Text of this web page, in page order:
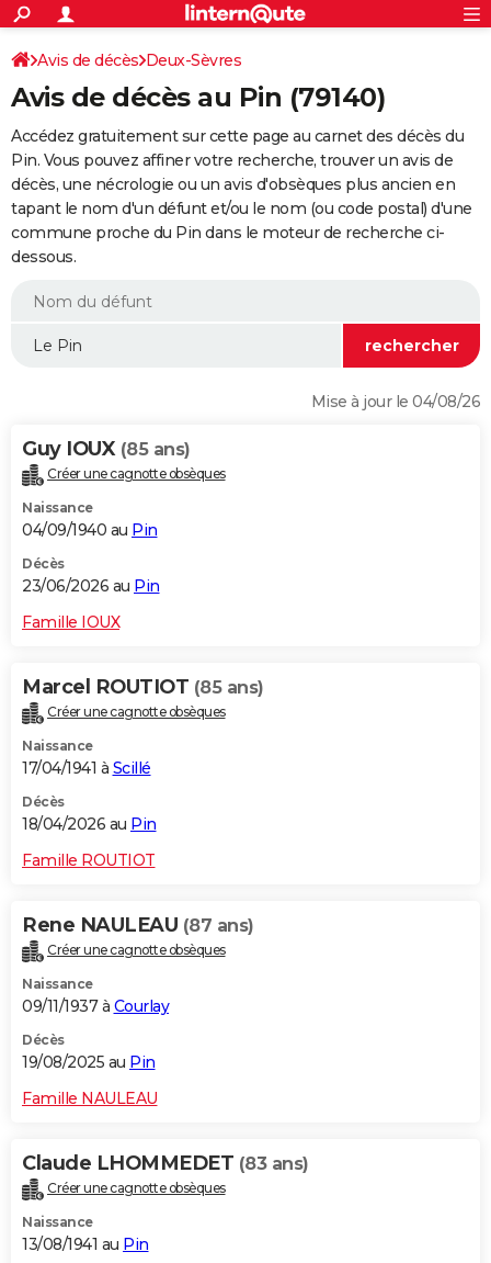
ACTUALITÉS
Politique
Société
Faits Divers
Education
Monde
Villes
+
SPORT
Coupe du monde 2026
Football
Tennis
Cyclisme
Rugby
Forum
Programme TV
TNT
Streaming
Cinéma
Sorties cinéma
Musique
+
FINANCE
Retraite
Epargne
Immobilier
Risques naturels par ville
Assurance
AUTO
Essais
Réserver un essai
Citadines
Berlines
SUV
Forum auto
+
HIGH-TECH
BRICOLAGE
WEEK-END
Alimentation
Guide de la santé
Maladies
Médicaments
Sommeil
VOYAGE
Destinations
City break
Voyage nature
Voyage de noces
Forum
Climat
+PHOTO
GUIDES D'ACHAT
Carte de Noël
Carte Bonne année
Carte Saint-Valentin
Carte Pâques
Carte d'anniversaire
DICTIONNAIRE
Dictionnaire
Biographies
Citations
Expressions
Proverbes
PROGRAMME TV
S'inscrire
Se connecter
Lycées
Collèges
Primaires
Universités
Entreprises
Service militaire
Avis de recherche
AVIS DE DÉCÈS
FORUM
Connexion
Avis de décès Deux-Sèvres
Avis de décès au Pin (79140)
Accédez gratuitement sur cette page au carnet des décès du
Pin. Vous pouvez affiner votre recherche, trouver un avis de
décès, une nécrologie ou un avis d'obsèques plus ancien en
tapant le nom d'un défunt et/ou le nom (ou code postal) d'une
commune proche du Pin dans le moteur de recherche ci-
dessous.
Mise à jour le 04/08/26
Guy IOUX (85 ans)
Créer une cagnotte obsèques
Naissance
04/09/1940 au Pin
Décès
23/06/2026 au Pin
Famille IOUX
Marcel ROUTIOT (85 ans)
Créer une cagnotte obsèques
Naissance
17/04/1941 à Scillé
Décès
18/04/2026 au Pin
Famille ROUTIOT
Rene NAULEAU (87 ans)
Créer une cagnotte obsèques
Naissance
09/11/1937 à Courlay
Décès
19/08/2025 au Pin
Famille NAULEAU
Claude LHOMMEDET (83 ans)
Créer une cagnotte obsèques
Naissance
13/08/1941 au Pin